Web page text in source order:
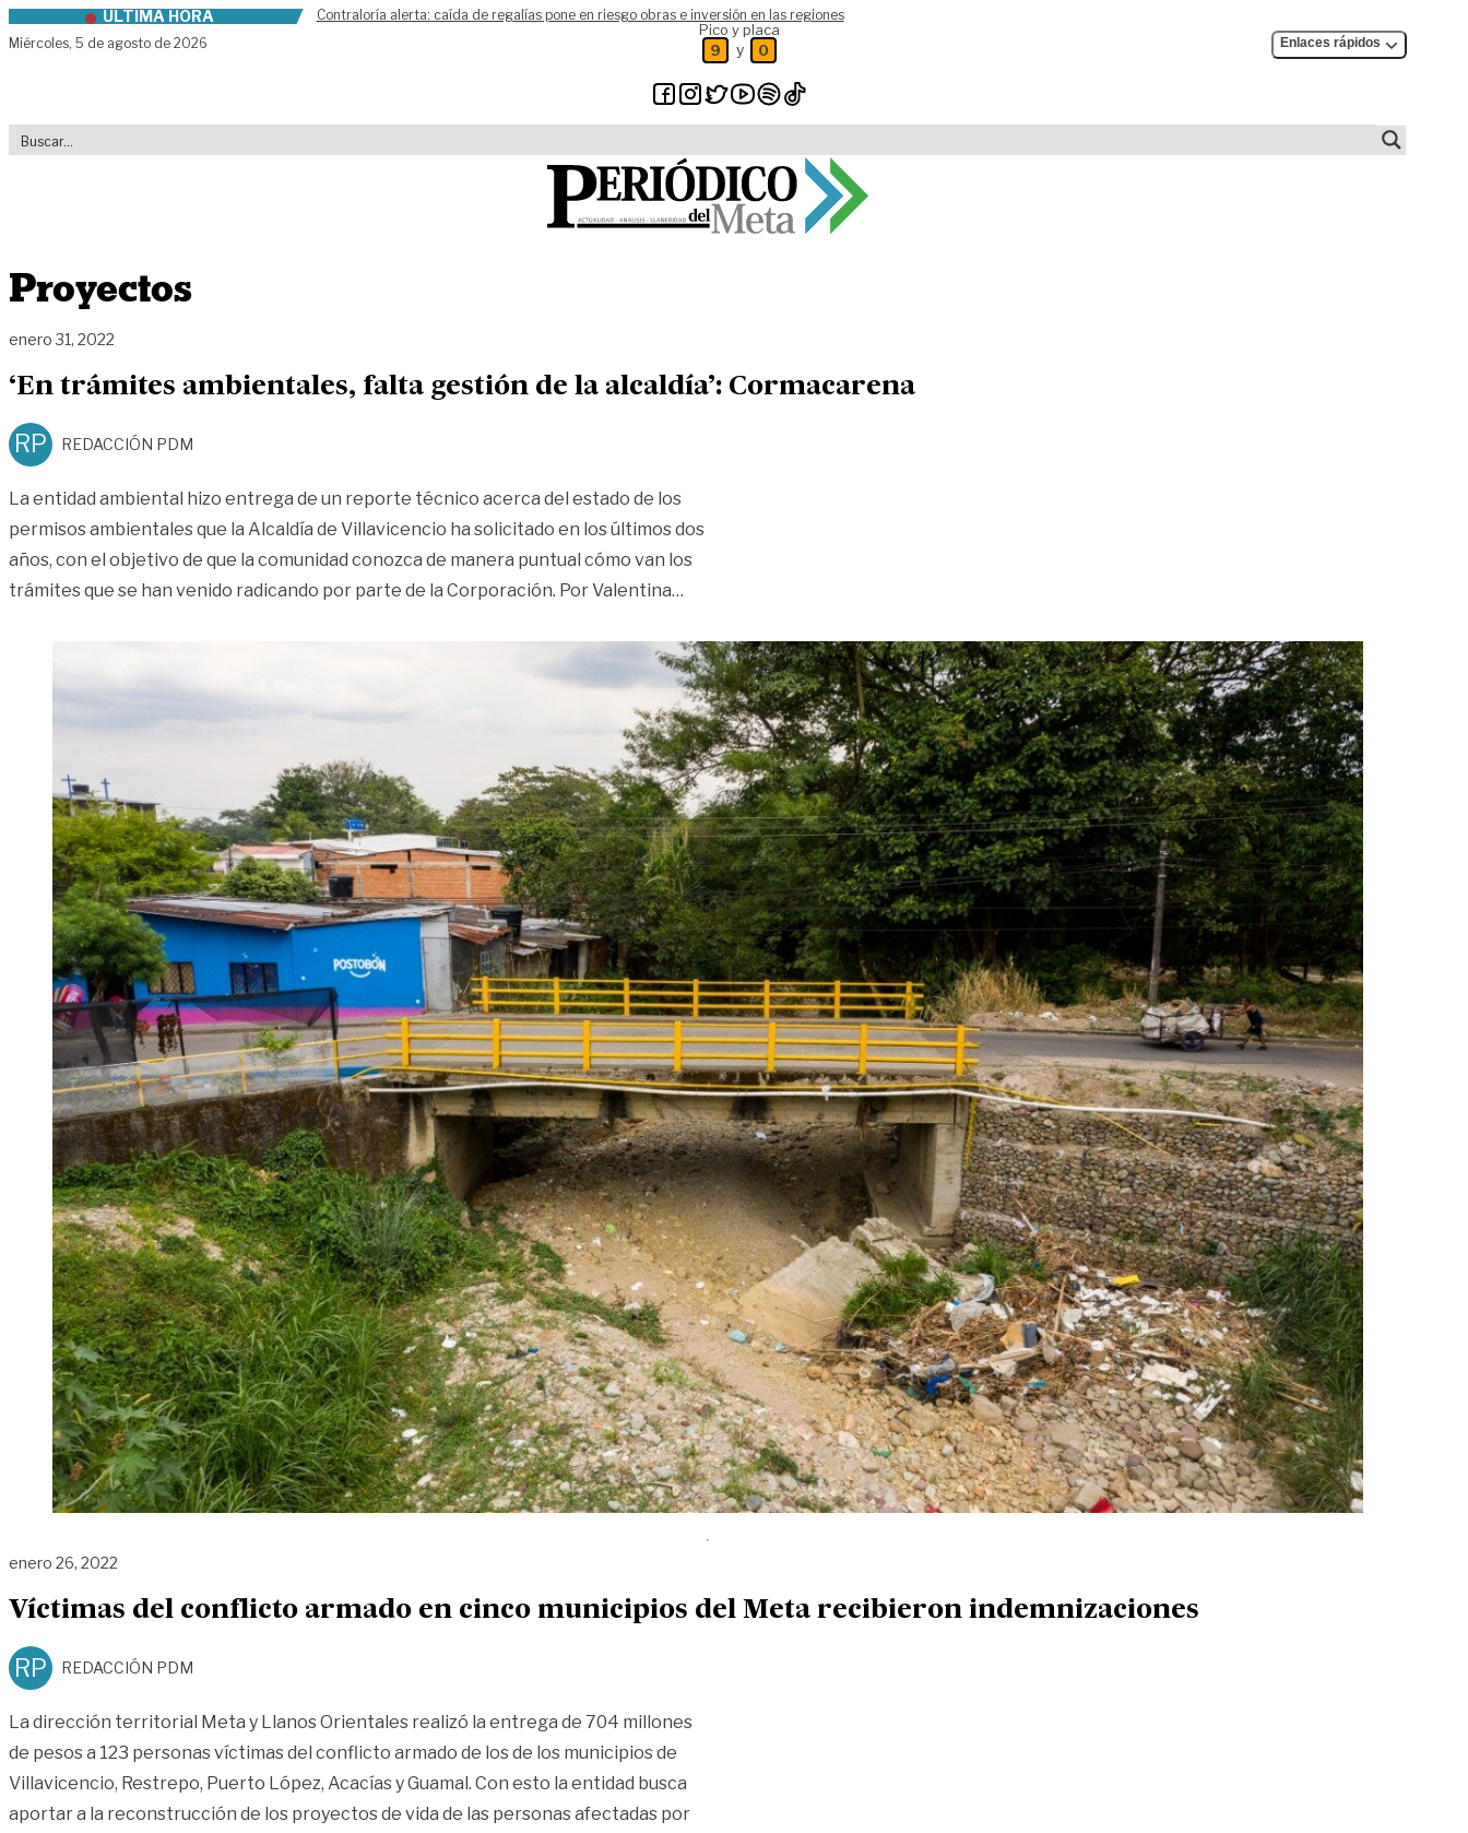
Skip to contentÚLTIMA HORA
Contraloría alerta: caída de regalías pone en riesgo obras e inversión en las regiones
Miércoles, 5 de agosto de 2026
Pico y placa
9 y 0 Enlaces rápidos
Proyectos
enero 31, 2022
‘En trámites ambientales, falta gestión de la alcaldía’: Cormacarena
RP REDACCIÓN PDM
La entidad ambiental hizo entrega de un reporte técnico acerca del estado de los
permisos ambientales que la Alcaldía de Villavicencio ha solicitado en los últimos dos
años, con el objetivo de que la comunidad conozca de manera puntual cómo van los
trámites que se han venido radicando por parte de la Corporación. Por Valentina…
enero 26, 2022
Víctimas del conflicto armado en cinco municipios del Meta recibieron indemnizaciones
RP REDACCIÓN PDM
La dirección territorial Meta y Llanos Orientales realizó la entrega de 704 millones
de pesos a 123 personas víctimas del conflicto armado de los de los municipios de
Villavicencio, Restrepo, Puerto López, Acacías y Guamal. Con esto la entidad busca
aportar a la reconstrucción de los proyectos de vida de las personas afectadas por